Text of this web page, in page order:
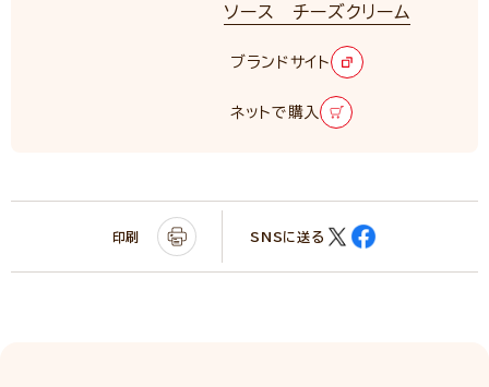
ソース チーズクリーム
ブランドサイト
ネットで購入
印刷 SNSに送る